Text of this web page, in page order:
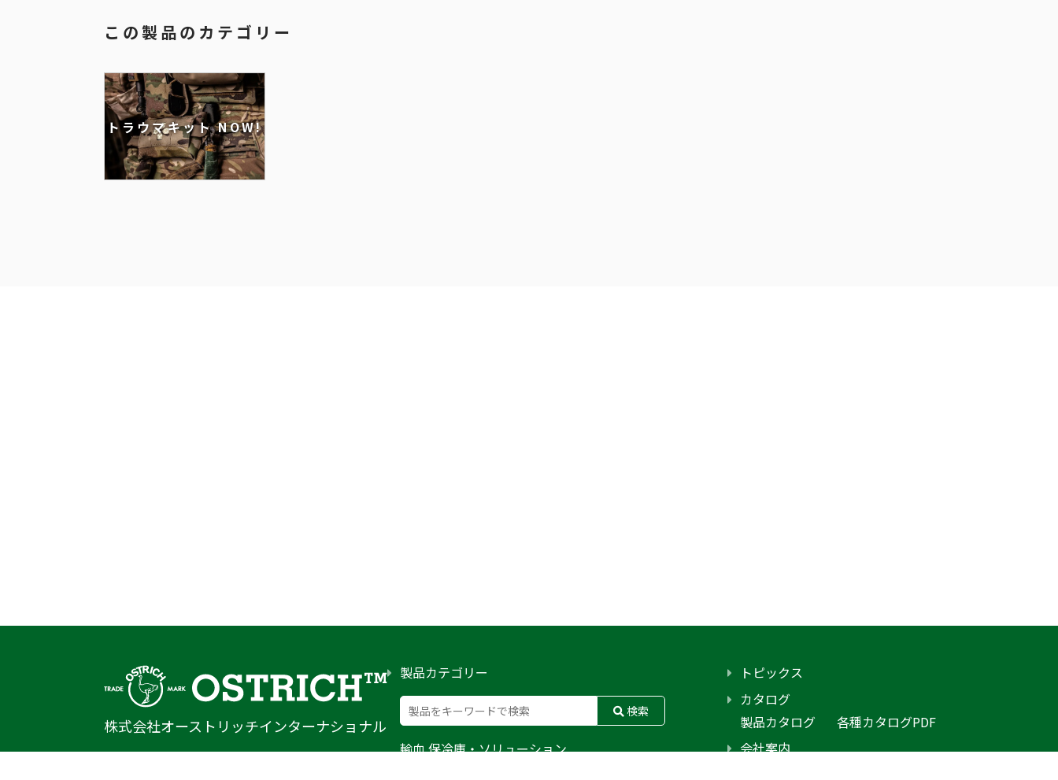
この製品のカテゴリー
トラウマキット NOW!
株式会社オーストリッチインターナショナル
製品カテゴリー
検索
輸血 保冷庫・ソリューション
トピックス
カタログ
製品カタログ
各種カタログPDF
会社案内